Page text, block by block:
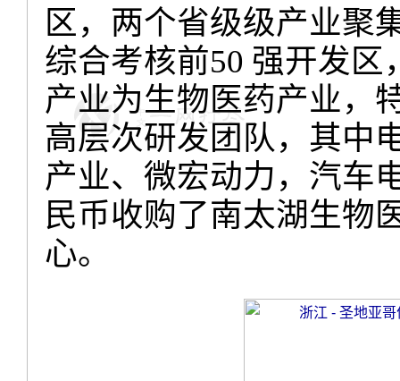
区，两个省级级产业聚
综合考核前50 强开发区
产业为生物医药产业，
高层次研发团队，其中
产业、微宏动力，汽车
民币收购了南太湖生物
心。